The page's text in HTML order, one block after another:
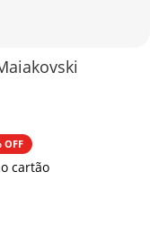
OFF
cartão